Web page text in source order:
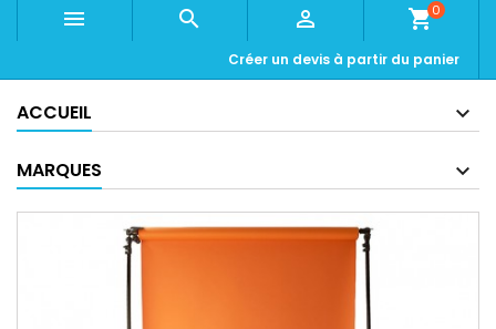
   shopping_cart0
Créer un devis à partir du panier
ACCUEIL
MARQUES